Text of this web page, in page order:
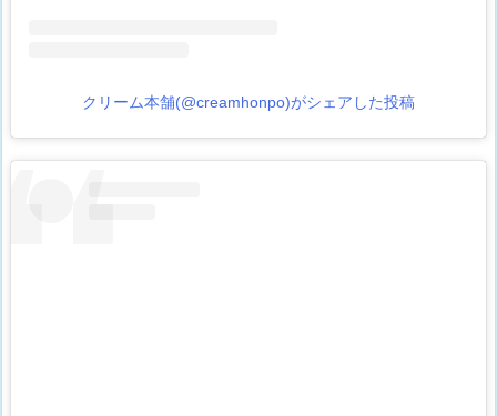
クリーム本舗(@creamhonpo)がシェアした投稿